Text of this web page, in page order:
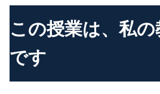
この授業は、私
です